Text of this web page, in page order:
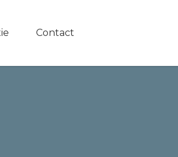
Contact